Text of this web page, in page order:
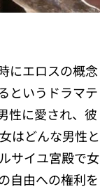
にエロスの概念
というドラマテ
性に愛され、彼
はどんな男性と
サイユ宮殿で女
自由への権利を